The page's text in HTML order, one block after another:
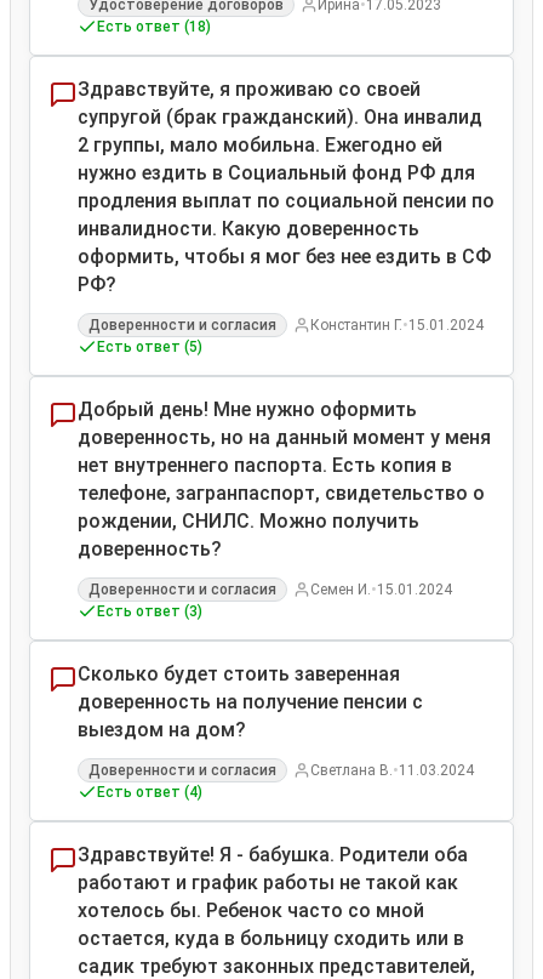
Удостоверение договоров Ирина•17.05.2023
Есть ответ (18)
Здравствуйте, я проживаю со своей
супругой (брак гражданский). Она инвалид
2 группы, мало мобильна. Ежегодно ей
нужно ездить в Социальный фонд РФ для
продления выплат по социальной пенсии по
инвалидности. Какую доверенность
оформить, чтобы я мог без нее ездить в СФ
РФ?
Доверенности и согласия Константин Г.•15.01.2024
Есть ответ (5)
Добрый день! Мне нужно оформить
доверенность, но на данный момент у меня
нет внутреннего паспорта. Есть копия в
телефоне, загранпаспорт, свидетельство о
рождении, СНИЛС. Можно получить
доверенность?
Доверенности и согласия Семен И. •15.01.2024
Есть ответ (3)
Сколько будет стоить заверенная
доверенность на получение пенсии с
выездом на дом?
Доверенности и согласия Светлана В. •11.03.2024
Есть ответ (4)
Здравствуйте! Я - бабушка. Родители оба
работают и график работы не такой как
хотелось бы. Ребенок часто со мной
остается, куда в больницу сходить или в
садик требуют законных представителей,